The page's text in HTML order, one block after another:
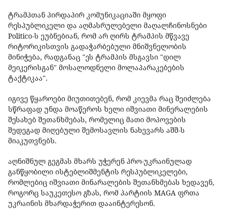
ტრამპთან პირდაპირ კომუნიკაციაში მყოფი
რესპუბლიკელი და აღმასრულებელი მაღალჩინოსნები
Politico-ს ეუბნებიან, რომ არ ღირს ტრამპის მწვავე
რიტორიკისთვის გადაჭარბებული მნიშვნელობის
მინიჭება, რადგანაც "ეს ტრამპის მსგავსი "დილ
მეიკერისგან" მოსალოდნელი მოლაპარაკებების
ტაქტიკაა".
იგივე წყაროები მიუთითებენ, რომ კიევმა რაც შეიძლება
სწრაფად უნდა მოაწეროს ხელი იშვიათი მინერალების
შესახებ შეთანხმებას, რომელიც მათი მოპოვების
შედეგად მიღებული შემოსავლის ნახევარს აშშ-ს
მიაკუთვნებს.
აღნიშნულ გეგმას მხარს უჭერენ პრო-უკრაინულად
განწყობილი ისტებლიშმენტის რესპუბლიკელები,
რომლებიც იშვიათი მინარალების შეთანხმებას ხედავენ,
როგორც საუკეთესო გზას, რომ პარტიის MAGA ფრთა
უკრაინის მხარდაჭერით დააინტერესონ.